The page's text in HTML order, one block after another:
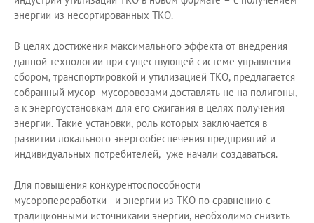
энергии из несортированных ТКО.
В целях достижения максимального эффекта от внедрения
данной технологии при существующей системе управления
сбором, транспортировкой и утилизацией ТКО, предлагается
собранный мусор мусоровозами доставлять не на полигоны,
а к энергоустановкам для его сжигания в целях получения
энергии. Такие установки, роль которых заключается в
развитии локального энергообеспечения предприятий и
индивидуальных потребителей, уже начали создаваться.
Для повышения конкурентоспособности
мусоропереработки и энергии из ТКО по сравнению с
традиционными источниками энергии, необходимо снизить